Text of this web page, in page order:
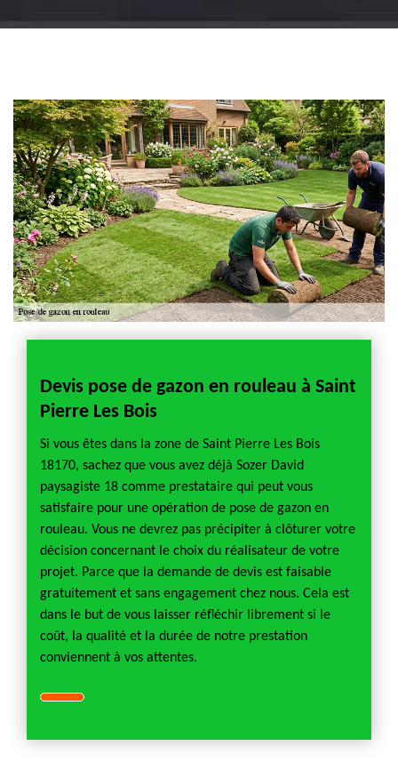
Devis pose de gazon en rouleau à Saint
Pierre Les Bois
Si vous êtes dans la zone de Saint Pierre Les Bois
18170, sachez que vous avez déjà Sozer David
paysagiste 18 comme prestataire qui peut vous
satisfaire pour une opération de pose de gazon en
rouleau. Vous ne devrez pas précipiter à clôturer votre
décision concernant le choix du réalisateur de votre
projet. Parce que la demande de devis est faisable
gratuitement et sans engagement chez nous. Cela est
dans le but de vous laisser réfléchir librement si le
coût, la qualité et la durée de notre prestation
conviennent à vos attentes.